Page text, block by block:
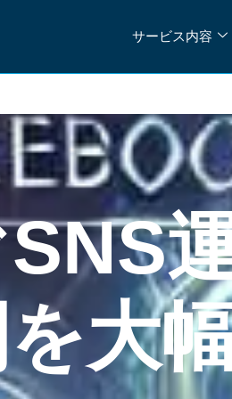
サービス内容
大